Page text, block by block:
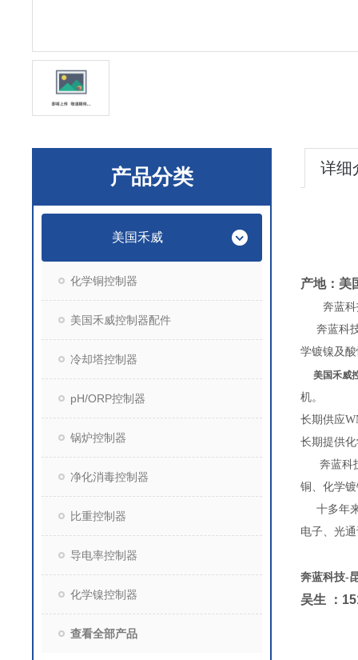
产品分类
美国禾威
化学铜控制器
美国禾威控制器配件
冷却塔控制器
pH/ORP控制器
锅炉控制器
净化消毒控制器
比重控制器
导电率控制器
化学镍控制器
查看全部产品
详细
产地：
奔蓝
奔蓝科技
学镀镍及
美国禾威
机。
长期供应
长期提供
奔蓝科技
铜、化学
十多年
电子、光
奔蓝科技-
吴生 ：